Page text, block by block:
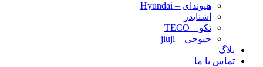
هیوندای – Hyundai
اشنایدر
تکو – TECO
جیوجی – jiuji
بلاگ
تماس با ما